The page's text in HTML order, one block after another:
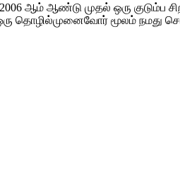
2006 ஆம் ஆண்டு முதல் ஒரு
ஒரு தொழில்முனைவோர் மூலம் நமது